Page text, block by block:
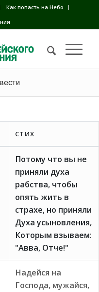
Как попасть на Небо
СТИХ
Потому что вы не
приняли духа
рабства, чтобы
опять жить в
страхе, но приняли
Духа усыновления,
Которым взываем:
"Авва, Отче!"
Надейся на
Господа, мужайся,